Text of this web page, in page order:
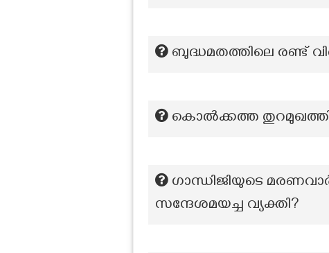
ബുദ്ധമതത്തിലെ രണ്ട്
കൊൽക്കത്ത
ഗാന്ധിജിയുടെ
സന്ദേശമയച്ച വ്യക്തി?